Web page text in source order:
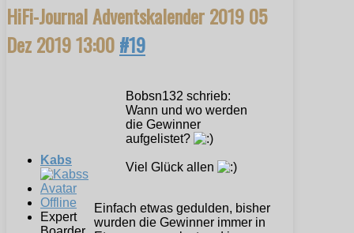
HiFi-Journal Adventskalender 201905
Dez 2019 13:00#19
Kabs
Offline
Expert
Bobsn132 schrieb:
Wann und wo werden
die Gewinner
aufgelistet?
Viel Glück allen
Einfach etwas gedulden, bisher
wurden die Gewinner immer in